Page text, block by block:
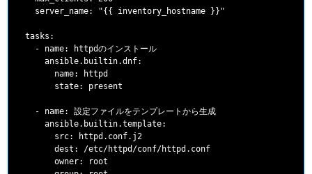
    server_name: "{{ inventory_hostname }}"
  tasks:
    - name: httpdのインストール
      ansible.builtin.dnf:
        name: httpd
        state: present
    - name: 設定ファイルをテンプレートから生成
      ansible.builtin.template:
        src: httpd.conf.j2
        dest: /etc/httpd/conf/httpd.conf
        owner: root